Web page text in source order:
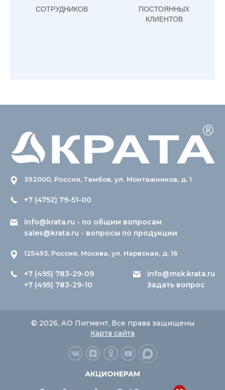
СОТРУДНИКОВ
ПОСТОЯННЫХ
КЛИЕНТОВ
392000, Россия, Тамбов, ул. Монтажников, д. 1
+7 (4752) 79-51-00
info@krata.ru - по общим вопросам
sales@krata.ru - вопросы по продукции
125493, Россия, Москва, ул. Нарвская, д. 16
+7 (495) 783-29-09
+7 (495) 783-29-10
info@msk.krata.ru
Задать вопрос
© 2026, АО Пигмент, Все права защищены
Карта сайта
АКЦИОНЕРАМ